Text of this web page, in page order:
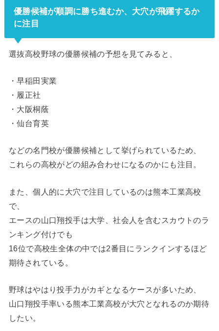
優勝候補が順調に勝ち進むか、大穴が飛躍するか
に注目
選抜高校野球の優勝候補の予想を見てみると、
・早稲田実業
・履正社
・大阪桐蔭
・仙台育英
などの名門校が優勝候補として挙げられているため、
これらの高校がどの組み合わせになるのかにも注目。
また、個人的に大穴で注目しているのは熊本工業高校
で、
エースの山口翔投手は大学、社会人を含むスカウトのラ
ンキング付けでも
16位で高校生全体の中では2番目にランクインするほど
期待されている。
野球はやはり投手力がカギとなるケースが多いため、
山口翔投手率いる熊本工業高校が大穴となれるのか期待
したい。